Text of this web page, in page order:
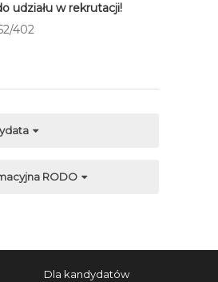
udziału w rekrutacji!
402
RODO
Dla kandydatów